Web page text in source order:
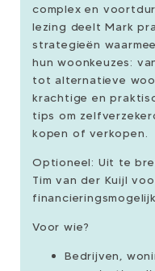
complex en
lezing deelt Mark
strategieën
hun woonkeuzes:
tot alternatieve
krachtige en
tips om
kopen of verkopen.
Optioneel: Uit te
Tim van der Kuijl
Voor wie?
Bedrijven,